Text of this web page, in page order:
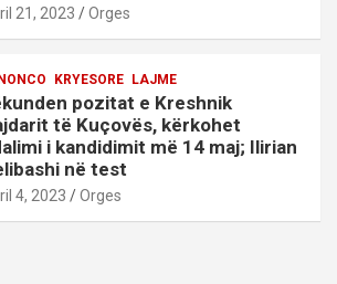
21, 2023 Orges
KRYESORE LAJME
pozitat e Kreshnik
të Kuçovës, kërkohet
i kandidimit më 14 maj; Ilirian
në test
4, 2023 Orges